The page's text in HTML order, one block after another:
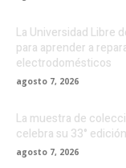
La Universidad Libre
para aprender a
electrodomésticos
agosto 7, 2026
La muestra de
celebra su 33°
agosto 7, 2026